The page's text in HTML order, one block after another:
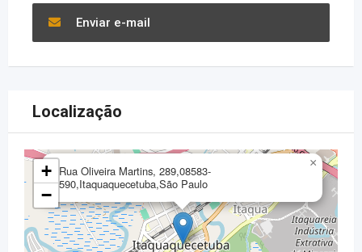
Enviar e-mail
Localização
Rua Oliveira Martins, 289,08583-
590,Itaquaquecetuba,São Paulo
×
+
−